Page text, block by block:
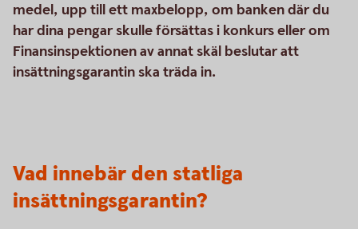
medel, upp till ett maxbelopp, om banken där du
har dina pengar skulle försättas i konkurs eller om
Finansinspektionen av annat skäl beslutar att
insättningsgarantin ska träda in.
Vad innebär den statliga
insättningsgarantin?